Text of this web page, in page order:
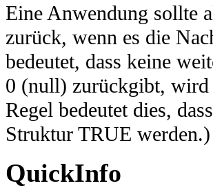
Eine Anwendung sollte
zurück, wenn es die
bedeutet, dass keine
0 (null) zurückgibt, wird
Regel bedeutet dies,
Struktur TRUE werden.)
QuickInfo